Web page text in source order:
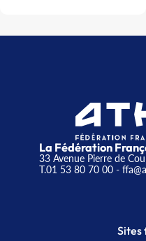
La Fédération
33 Avenue Pierre de
T.01 53 80 70 00-
Sites